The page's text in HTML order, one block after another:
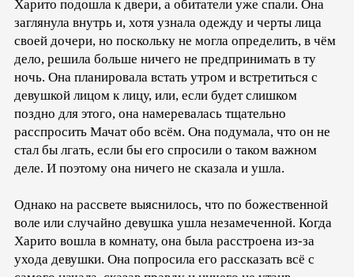
Харито подошла к двери, а обитатели уже спали. Она
заглянула внутрь и, хотя узнала одежду и черты лица
своей дочери, но поскольку не могла определить, в чём
дело, решила больше ничего не предпринимать в ту
ночь. Она планировала встать утром и встретиться с
девушкой лицом к лицу, или, если будет слишком
поздно для этого, она намеревалась тщательно
расспросить Мачат обо всём. Она подумала, что он не
стал бы лгать, если бы его спросили о таком важном
деле. И поэтому она ничего не сказала и ушла.
Однако на рассвете выяснилось, что по божественной
воле или случайно девушка ушла незамеченной. Когда
Харито вошла в комнату, она была расстроена из-за
ухода девушки. Она попросила его рассказать всё с